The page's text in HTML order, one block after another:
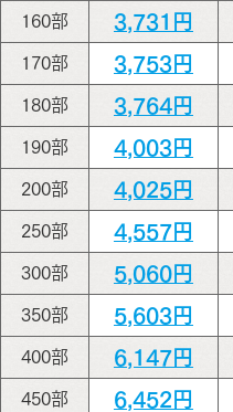
160部 3,731円
170部 3,753円
180部 3,764円
190部 4,003円
200部 4,025円
250部 4,557円
300部 5,060円
350部 5,603円
400部 6,147円
450部 6,452円